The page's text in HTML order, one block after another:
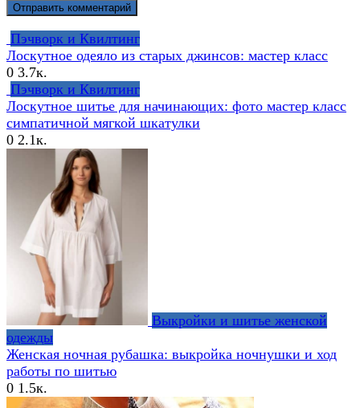
Пэчворк и Квилтинг
Лоскутное одеяло из старых джинсов: мастер класс
0 3.7к.
Пэчворк и Квилтинг
Лоскутное шитье для начинающих: фото мастер класс
симпатичной мягкой шкатулки
0 2.1к.
Выкройки и шитье женской
одежды
Женская ночная рубашка: выкройка ночнушки и ход
работы по шитью
0 1.5к.